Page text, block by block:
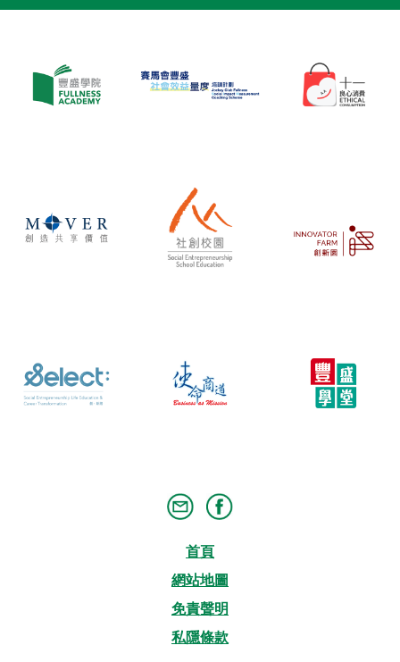
首頁
網站地圖
免責聲明
私隱條款